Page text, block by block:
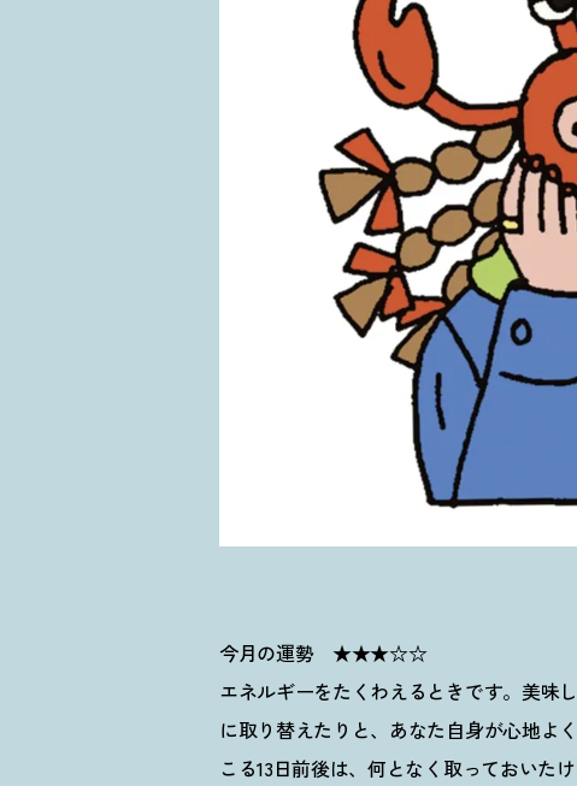
今月の運勢 ★★★☆☆
エネルギーをたくわえるときです。美味
に取り替えたりと、あなた自身が心地よ
こる13日前後は、何となく取っておいた